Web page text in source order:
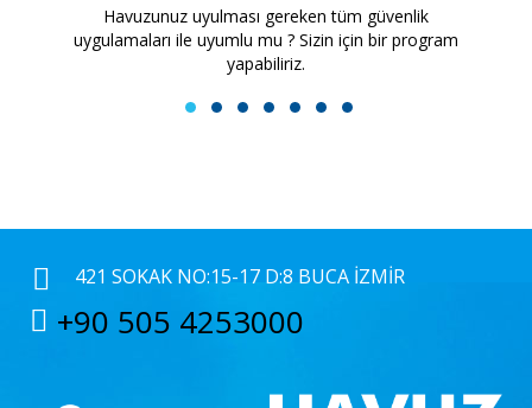
Havuzunuz uyulması gereken tüm güvenlik
uygulamaları ile uyumlu mu ? Sizin için bir program
yapabiliriz.
1 2 3 4 5 6 7
421 SOKAK NO:15-17 D:8 BUCA İZMIR
+90 505 4253000